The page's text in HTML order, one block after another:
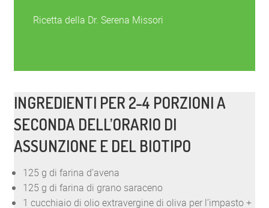
Ricetta della Dr. Serena Missori
INGREDIENTI PER 2-4 PORZIONI A
SECONDA DELL’ORARIO DI
ASSUNZIONE E DEL BIOTIPO
125 g di farina d’avena
125 g di farina di grano saraceno
1 cucchiaio di olio extravergine di oliva per l’impasto +